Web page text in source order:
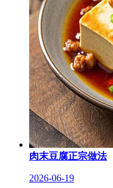
肉末豆腐正宗做法
2026-06-19